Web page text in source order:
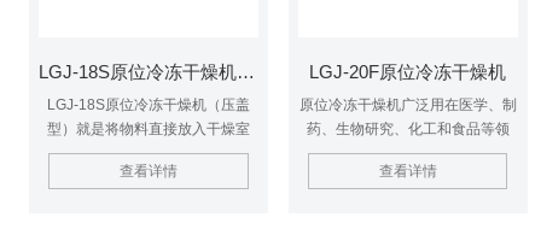
LGJ-18S原位冷冻干燥机（压盖型）
LGJ-18S原位冷冻干燥机（压盖
型）就是将物料直接放入干燥室
内，一次性完成干燥过程，实现了
自动化，减少传统的繁琐操作，可
查看详情
LGJ-20F原位冷冻干燥机
原位冷冻干燥机广泛用在医学、制
药、生物研究、化工和食品等领
域。经冷冻干燥处理的物品易于长
期保存，加水后能恢复到冻干前状
查看详情